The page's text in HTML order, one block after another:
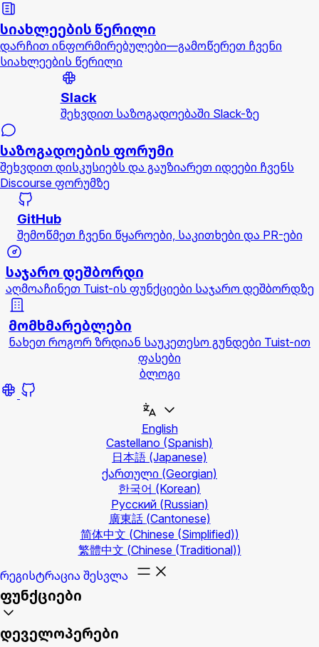
სიახლეების წერილი
დარჩით ინფორმირებულები—გამოწერეთ ჩვენი
სიახლეების წერილი
Slack
შეხვდით საზოგადოებაში Slack-ზე
საზოგადოების ფორუმი
შეხვდით დისკუსიებს და გაუზიარეთ იდეები ჩვენს
Discourse ფორუმზე
GitHub
შემოწმეთ ჩვენი წყაროები, საკითხები და PR-ები
საჯარო დეშბორდი
აღმოაჩინეთ Tuist-ის ფუნქციები საჯარო დეშბორდზე
მომხმარებლები
ნახეთ როგორ ზრდიან საუკეთესო გუნდები Tuist-ით
ფასები
ბლოგი
English
Castellano (Spanish)
日本語 (Japanese)
ქართული (Georgian)
한국어 (Korean)
Русский (Russian)
廣東話 (Cantonese)
简体中文 (Chinese (Simplified))
繁體中文 (Chinese (Traditional))
რეგისტრაცია შესვლა
ფუნქციები
დეველოპერები